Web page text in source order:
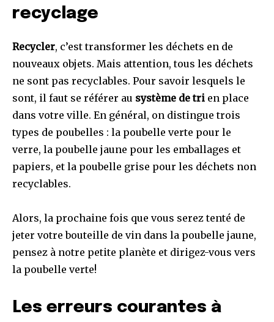
recyclage
Recycler, c’est transformer les déchets en de
nouveaux objets. Mais attention, tous les déchets
ne sont pas recyclables. Pour savoir lesquels le
sont, il faut se référer au système de tri en place
dans votre ville. En général, on distingue trois
types de poubelles : la poubelle verte pour le
verre, la poubelle jaune pour les emballages et
papiers, et la poubelle grise pour les déchets non
recyclables.
Alors, la prochaine fois que vous serez tenté de
jeter votre bouteille de vin dans la poubelle jaune,
pensez à notre petite planète et dirigez-vous vers
la poubelle verte!
Les erreurs courantes à